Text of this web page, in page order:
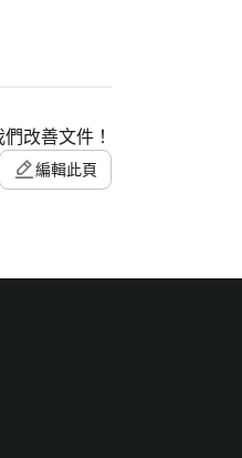
改善文件！
編輯此頁